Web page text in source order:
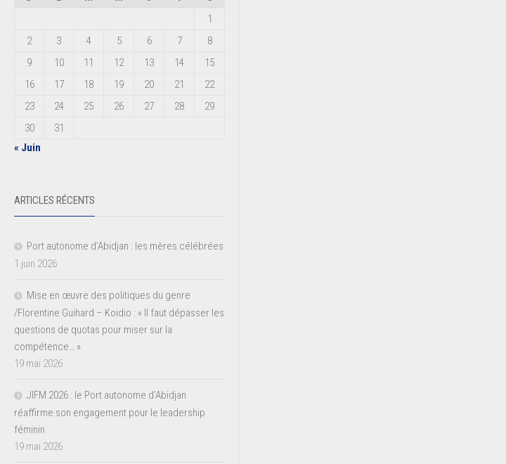
1
2
3 4 5 6 7
8
9
10 11 12 13 14
15
16
17 18 19 20 21
22
23
24 25 26 27 28
29
30
31
« Juin
ARTICLES RÉCENTS
Port autonome d’Abidjan : les mères célébrées
1 juin 2026
Mise en œuvre des politiques du genre
/Florentine Guihard – Koidio : « Il faut dépasser les
questions de quotas pour miser sur la
compétence… »
19 mai 2026
JIFM 2026 : le Port autonome d’Abidjan
réaffirme son engagement pour le leadership
féminin
19 mai 2026